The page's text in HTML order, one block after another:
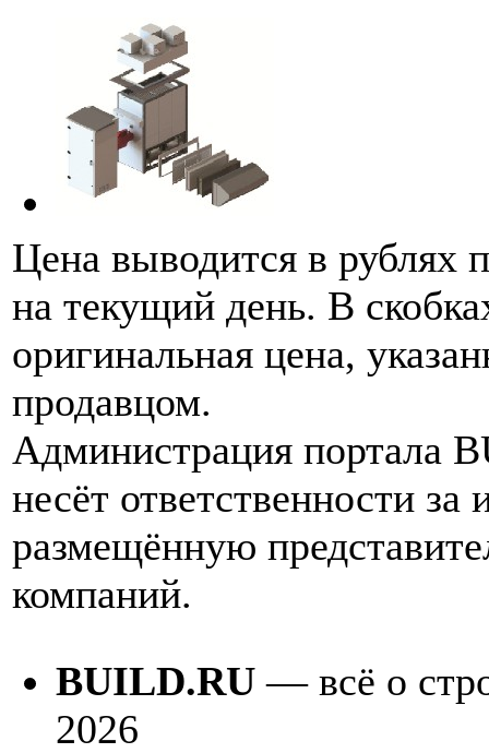
Цена выводится в рублях
на текущий день. В
оригинальная цена,
продавцом.
Администрация портала
несёт ответственности
размещённую
компаний.
BUILD.RU — всё о
2026